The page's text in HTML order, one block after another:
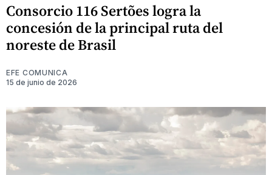
Consorcio 116 Sertões logra la
concesión de la principal ruta del
noreste de Brasil
EFE COMUNICA
15 de junio de 2026